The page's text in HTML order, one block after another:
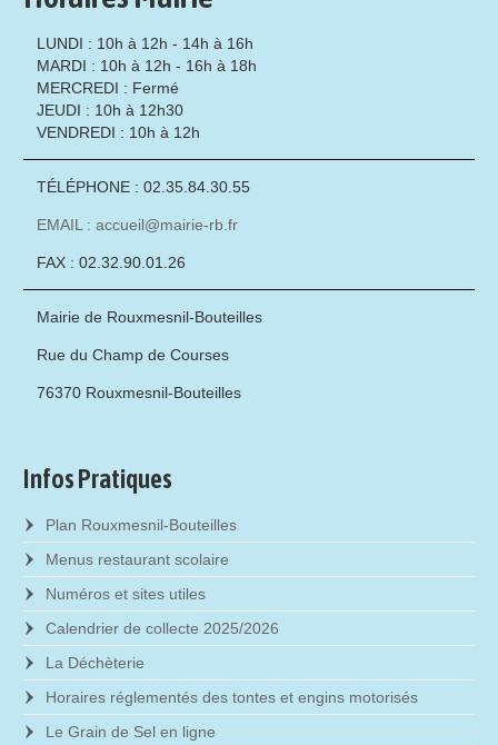
LUNDI : 10h à 12h - 14h à 16h
MARDI : 10h à 12h - 16h à 18h
MERCREDI : Fermé
JEUDI : 10h à 12h30
VENDREDI : 10h à 12h
TÉLÉPHONE : 02.35.84.30.55
EMAIL : accueil@mairie-rb.fr
FAX : 02.32.90.01.26
Mairie de Rouxmesnil-Bouteilles
Rue du Champ de Courses
76370 Rouxmesnil-Bouteilles
Infos Pratiques
Plan Rouxmesnil-Bouteilles
Menus restaurant scolaire
Numéros et sites utiles
Calendrier de collecte 2025/2026
La Déchèterie
Horaires réglementés des tontes et engins motorisés
Le Grain de Sel en ligne